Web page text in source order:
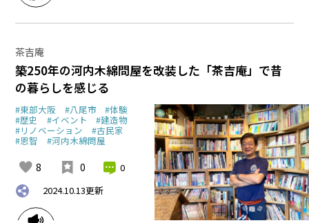
茶吉庵
築250年の河内木綿問屋を改装した「茶吉庵」で昔
の暮らしを感じる
#東部大阪 #八尾市 #体験
#歴史 #イベント #建造物
#リノベーション #古民家
#恩智 #河内木綿問屋
8 0
0
2024.10.13更新